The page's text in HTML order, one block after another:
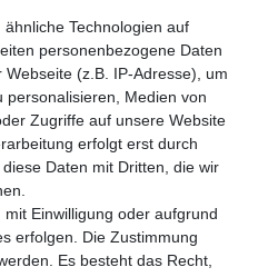
Technologien auf
personenbezogene Daten
(z.B. IP-Adresse), um
personalisieren, Medien von
Zugriffe auf unsere Website
erfolgt erst durch
Daten mit Dritten, die wir
Einwilligung oder aufgrund
erfolgen. Die Zustimmung
Es besteht das Recht,